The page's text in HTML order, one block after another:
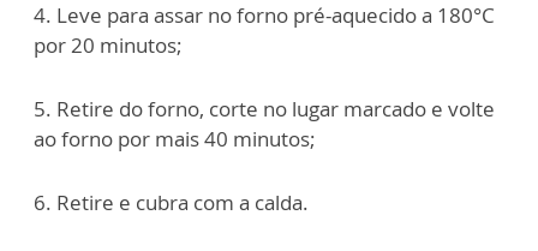
4. Leve para assar no forno pré-aquecido a 180°C
por 20 minutos;
5. Retire do forno, corte no lugar marcado e volte
ao forno por mais 40 minutos;
6. Retire e cubra com a calda.